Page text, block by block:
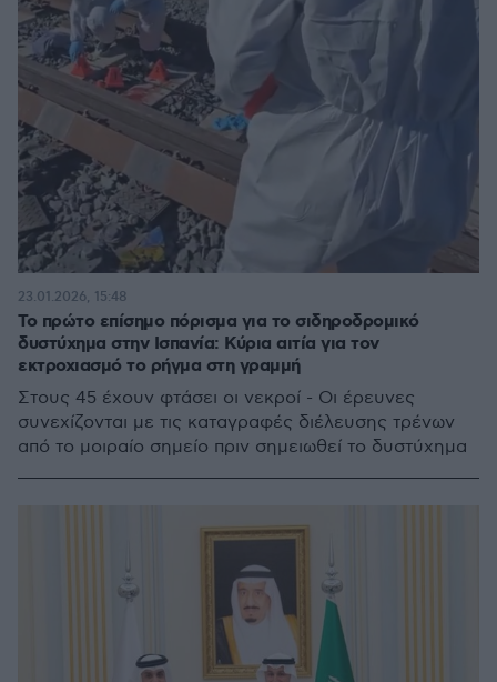
Το πρώτο επίσημο πόρισμα για το σιδηροδρομικό
δυστύχημα στην Ισπανία: Κύρια αιτία για τον
εκτροχιασμό το ρήγμα στη γραμμή
Στους 45 έχουν φτάσει οι νεκροί - Οι έρευνες
συνεχίζονται με τις καταγραφές διέλευσης τρένων
από το μοιραίο σημείο πριν σημειωθεί το δυστύχημα
23.01.2026, 15:48